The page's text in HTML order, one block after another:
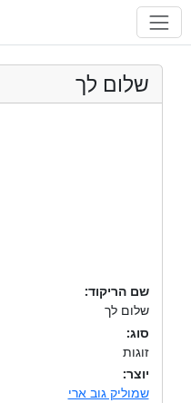
שלום לך
שם הריקוד:
שלום לך
סוג:
זוגות
יוצר:
שמוליק גוב ארי